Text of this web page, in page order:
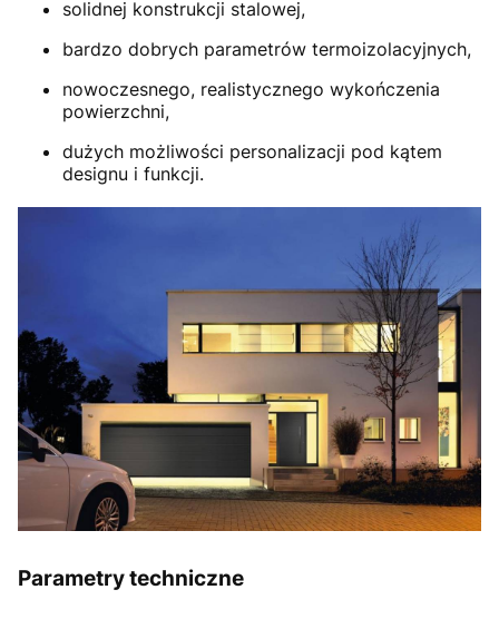
solidnej konstrukcji stalowej,
bardzo dobrych parametrów termoizolacyjnych,
nowoczesnego, realistycznego wykończenia
powierzchni,
dużych możliwości personalizacji pod kątem
designu i funkcji.
Parametry techniczne